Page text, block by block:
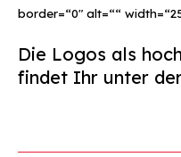
border=“0″ alt=““
Die Logos als
findet Ihr unter